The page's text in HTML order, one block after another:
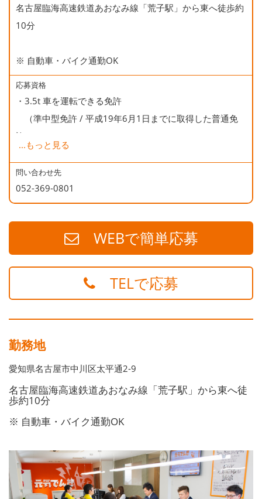
名古屋臨海高速鉄道あおなみ線「荒子駅」から東へ徒歩約
10分
※ 自動車・バイク通勤OK
応募資格
・3.5t 車を運転できる免許
（準中型免許 / 平成19年6月1日までに取得した普通免
許）
・商品（エアコン）の手積みがありますので、体力のある
方が望ましいです。
...もっと見る
問い合わせ先
052-369-0801
WEBで簡単応募
TELで応募
勤務地
愛知県名古屋市中川区太平通2-9
名古屋臨海高速鉄道あおなみ線「荒子駅」から東へ徒
歩約10分
※ 自動車・バイク通勤OK